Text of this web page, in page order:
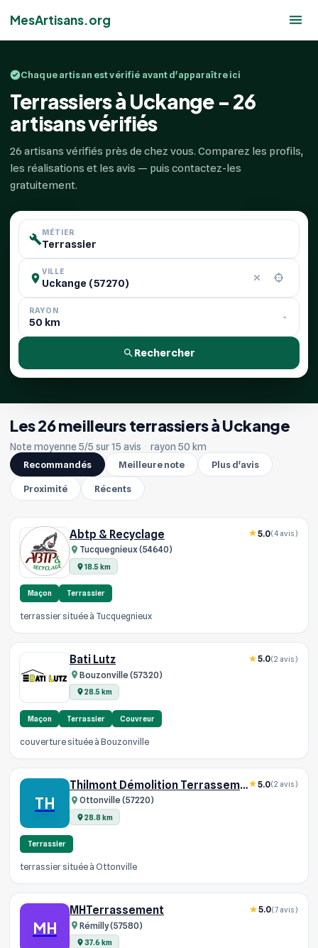
MesArtisans.org
Chaque artisan est vérifié avant d'apparaître ici
Terrassiers à Uckange - 26
artisans vérifiés
26 artisans vérifiés près de chez vous. Comparez les profils,
les réalisations et les avis — puis contactez-les
gratuitement.
MÉTIER
VILLE
RAYON
Rechercher
Les 26 meilleurs terrassiers à Uckange
Note moyenne 5/5 sur 15 avis · rayon 50 km
Recommandés
Meilleure note Plus d'avis
Proximité Récents
Abtp & Recyclage
Tucquegnieux (54640)
18.5 km
5.0(4 avis)
Maçon Terrassier
terrassier située à Tucquegnieux
Bati Lutz
Bouzonville (57320)
28.5 km
5.0(2 avis)
Maçon Terrassier Couvreur
couverture située à Bouzonville
TH
Thilmont Démolition Terrassement
Ottonville (57220)
28.8 km
5.0(2 avis)
Terrassier
terrassier située à Ottonville
MH
MHTerrassement
Rémilly (57580)
37.6 km
5.0(7 avis)